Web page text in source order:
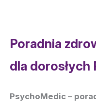
Poradnia
dla dorosłych
PsychoMedic –